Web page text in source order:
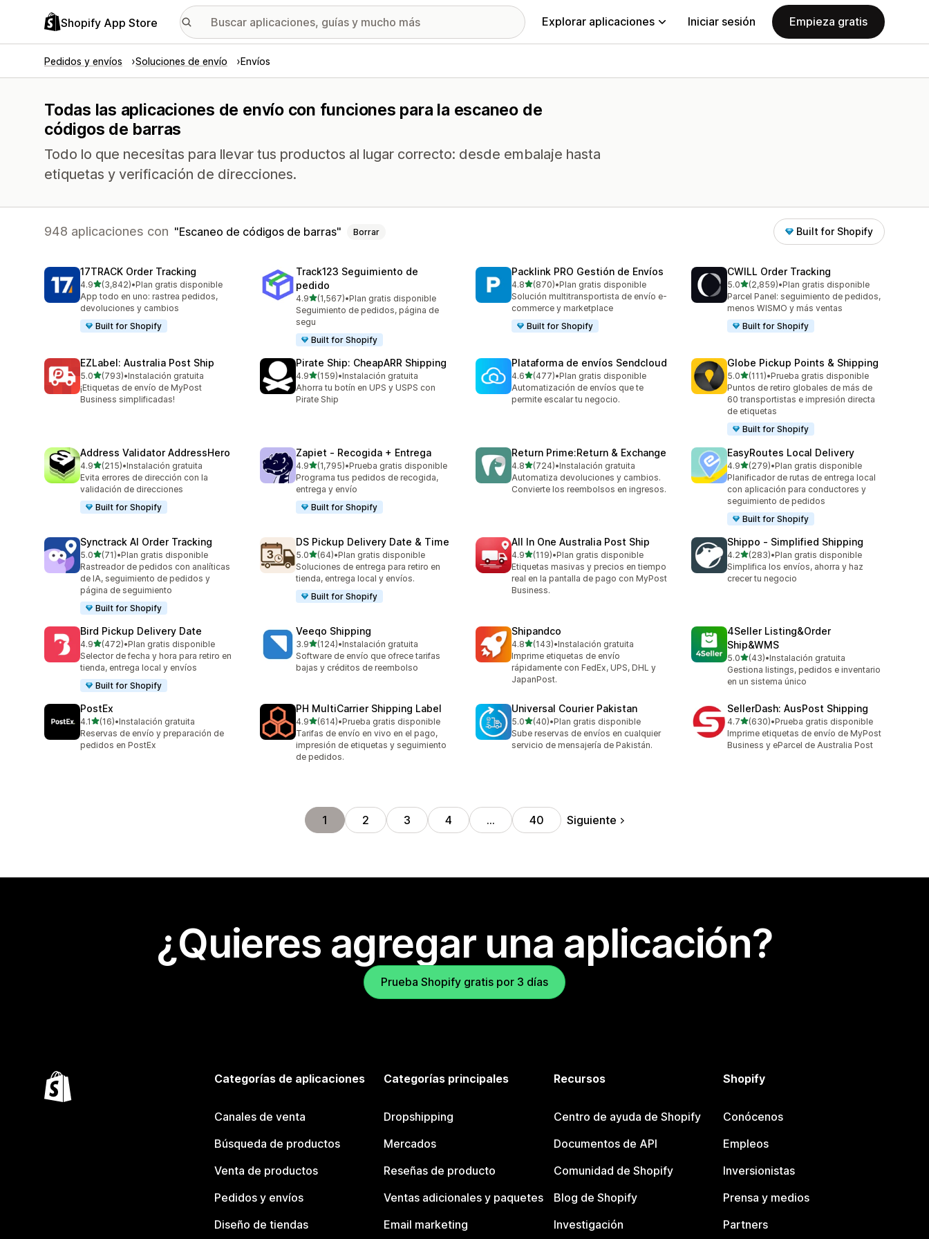
Shopify App Store Explorar aplicaciones Iniciar sesión Empieza gratis
Pedidos y envíos Soluciones de envío Envíos
Todas las aplicaciones de envío con funciones para la escaneo de
códigos de barras
Todo lo que necesitas para llevar tus productos al lugar correcto: desde embalaje hasta
etiquetas y verificación de direcciones.
948 aplicaciones con Escaneo de códigos de barras Borrar Built for Shopify
17TRACK Order Tracking
4.9de 5 estrellas
(3,842)
3842 reseñas en total
•Plan gratis disponible
App todo en uno: rastrea pedidos,
devoluciones y cambios
Built for Shopify
Track123 Seguimiento de
pedido
4.9de 5 estrellas
(1,567)
1567 reseñas en total
•Plan gratis disponible
Seguimiento de pedidos, página de
segu
Built for Shopify
Packlink PRO Gestión de Envíos
4.8de 5 estrellas
(870)
870 reseñas en total
•Plan gratis disponible
Solución multitransportista de envío e-
commerce y marketplace
Built for Shopify
CWILL Order Tracking
5.0de 5 estrellas
(2,859)
2859 reseñas en total
•Plan gratis disponible
Parcel Panel: seguimiento de pedidos,
menos WISMO y más ventas
Built for Shopify
EZLabel: Australia Post Ship
5.0de 5 estrellas
(793)
793 reseñas en total
•Instalación gratuita
¡Etiquetas de envío de MyPost
Business simplificadas!
Pirate Ship: CheapARR Shipping
4.9de 5 estrellas
(159)
159 reseñas en total
•Instalación gratuita
Ahorra tu botín en UPS y USPS con
Pirate Ship
Plataforma de envíos Sendcloud
4.6de 5 estrellas
(477)
477 reseñas en total
•Plan gratis disponible
Automatización de envíos que te
permite escalar tu negocio.
Globe Pickup Points & Shipping
5.0de 5 estrellas
(111)
111 reseñas en total
•Prueba gratis disponible
Puntos de retiro globales de más de
60 transportistas e impresión directa
de etiquetas
Built for Shopify
Address Validator AddressHero
4.9de 5 estrellas
(215)
215 reseñas en total
•Instalación gratuita
Evita errores de dirección con la
validación de direcciones
Built for Shopify
Zapiet ‑ Recogida + Entrega
4.9de 5 estrellas
(1,795)
1795 reseñas en total
•Prueba gratis disponible
Programa tus pedidos de recogida,
entrega y envío
Built for Shopify
Return Prime:Return & Exchange
4.8de 5 estrellas
(724)
724 reseñas en total
•Instalación gratuita
Automatiza devoluciones y cambios.
Convierte los reembolsos en ingresos.
EasyRoutes Local Delivery
4.9de 5 estrellas
(279)
279 reseñas en total
•Plan gratis disponible
Planificador de rutas de entrega local
con aplicación para conductores y
seguimiento de pedidos
Built for Shopify
Synctrack AI Order Tracking
5.0de 5 estrellas
(71)
71 reseñas en total
•Plan gratis disponible
Rastreador de pedidos con analíticas
de IA, seguimiento de pedidos y
página de seguimiento
Built for Shopify
DS Pickup Delivery Date & Time
5.0de 5 estrellas
(64)
64 reseñas en total
•Plan gratis disponible
Soluciones de entrega para retiro en
tienda, entrega local y envíos.
Built for Shopify
All In One Australia Post Ship
4.9de 5 estrellas
(119)
119 reseñas en total
•Plan gratis disponible
Etiquetas masivas y precios en tiempo
real en la pantalla de pago con MyPost
Business.
Shippo ‑ Simplified Shipping
4.2de 5 estrellas
(283)
283 reseñas en total
•Plan gratis disponible
Simplifica los envíos, ahorra y haz
crecer tu negocio
Bird Pickup Delivery Date
4.9de 5 estrellas
(472)
472 reseñas en total
•Plan gratis disponible
Selector de fecha y hora para retiro en
tienda, entrega local y envíos
Built for Shopify
Veeqo Shipping
3.9de 5 estrellas
(124)
124 reseñas en total
•Instalación gratuita
Software de envío que ofrece tarifas
bajas y créditos de reembolso
Shipandco
4.8de 5 estrellas
(143)
143 reseñas en total
•Instalación gratuita
Imprime etiquetas de envío
rápidamente con FedEx, UPS, DHL y
JapanPost.
4Seller Listing&Order
Ship&WMS
5.0de 5 estrellas
(43)
43 reseñas en total
•Instalación gratuita
Gestiona listings, pedidos e inventario
en un sistema único
PostEx
4.1de 5 estrellas
(16)
16 reseñas en total
•Instalación gratuita
Reservas de envío y preparación de
pedidos en PostEx
PH MultiCarrier Shipping Label
4.9de 5 estrellas
(614)
614 reseñas en total
•Prueba gratis disponible
Tarifas de envío en vivo en el pago,
impresión de etiquetas y seguimiento
de pedidos.
Universal Courier Pakistan
5.0de 5 estrellas
(40)
40 reseñas en total
•Plan gratis disponible
Sube reservas de envíos en cualquier
servicio de mensajería de Pakistán.
SellerDash: AusPost Shipping
4.7de 5 estrellas
(630)
630 reseñas en total
•Prueba gratis disponible
Imprime etiquetas de envío de MyPost
Business y eParcel de Australia Post
1 2 3 4 … 40 Siguiente
¿Quieres agregar una aplicación?
Prueba Shopify gratis por 3 días
Categorías de aplicaciones
Canales de venta
Búsqueda de productos
Venta de productos
Pedidos y envíos
Diseño de tiendas
Categorías principales
Dropshipping
Mercados
Reseñas de producto
Ventas adicionales y paquetes
Email marketing
Recursos
Centro de ayuda de Shopify
Documentos de API
Comunidad de Shopify
Blog de Shopify
Investigación
Shopify
Conócenos
Empleos
Inversionistas
Prensa y medios
Partners